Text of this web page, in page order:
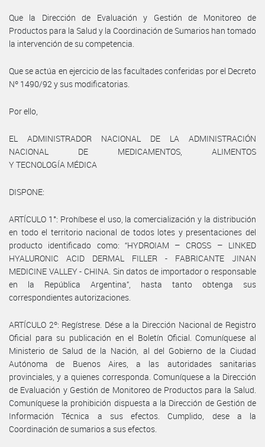
Que la Dirección de Evaluación y Gestión de Monitoreo de
Productos para la Salud y la Coordinación de Sumarios han tomado
la intervención de su competencia.
Que se actúa en ejercicio de las facultades conferidas por el Decreto
Nº 1490/92 y sus modificatorias.
Por ello,
EL ADMINISTRADOR NACIONAL DE LA ADMINISTRACIÓN
NACIONAL DE MEDICAMENTOS, ALIMENTOS
Y TECNOLOGÍA MÉDICA
DISPONE:
ARTÍCULO 1°: Prohíbese el uso, la comercialización y la distribución
en todo el territorio nacional de todos lotes y presentaciones del
producto identificado como: “HYDROIAM – CROSS – LINKED
HYALURONIC ACID DERMAL FILLER - FABRICANTE JINAN
MEDICINE VALLEY - CHINA. Sin datos de importador o responsable
en la República Argentina”, hasta tanto obtenga sus
correspondientes autorizaciones.
ARTÍCULO 2º: Regístrese. Dése a la Dirección Nacional de Registro
Oficial para su publicación en el Boletín Oficial. Comuníquese al
Ministerio de Salud de la Nación, al del Gobierno de la Ciudad
Autónoma de Buenos Aires, a las autoridades sanitarias
provinciales, y a quienes corresponda. Comuníquese a la Dirección
de Evaluación y Gestión de Monitoreo de Productos para la Salud.
Comuníquese la prohibición dispuesta a la Dirección de Gestión de
Información Técnica a sus efectos. Cumplido, dese a la
Coordinación de sumarios a sus efectos.